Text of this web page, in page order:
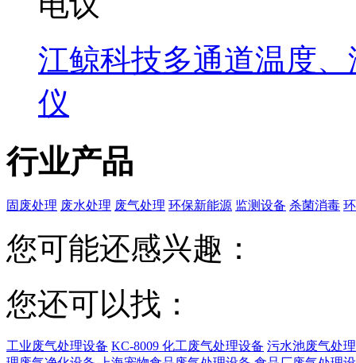
江鲸科技多通道温度
仪
行业产品
固废处理 废水处理 废气处理 环保新能源 监测设备 杀菌消毒
您可能还感兴趣：
您还可以找：
工业废气处理设备 KC-8009 化工废气处理设备 污水池废气处